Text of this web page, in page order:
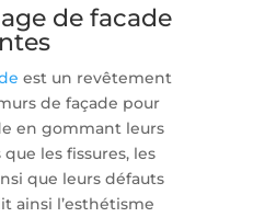
de facade
est un revêtement
de façade pour
en gommant leurs
les fissures, les
que leurs défauts
ainsi l’esthétisme